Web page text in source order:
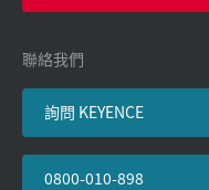
聯絡我們
詢問 KEYENCE
0800-010-898